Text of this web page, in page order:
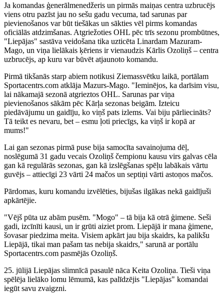
Ja komandas ģenerālmenedžeris un pirmās maiņas centra uzbrucējs
viens otru pazīst jau no sešu gadu vecuma, tad sarunas par
pievienošanos var būt tiešākas un sākties vēl pirms komandas
oficiālās atdzimšanas. Atgriežoties OHL pēc trīs sezonu prombūtnes,
"Liepājas" sastāva veidošana tika uzticēta Linardam Mazuram-
Mago, un viņa lielākais ķēriens ir vienaudzis Kārlis Ozoliņš – centra
uzbrucējs, ap kuru var būvēt atjaunoto komandu.
Pirmā tikšanās starp abiem notikusi Ziemassvētku laikā, portālam
Sportacentrs.com atklāja Mazurs-Mago. "Ieminējos, ka darīsim visu,
lai nākamajā sezonā atgrieztos OHL. Sarunas par viņa
pievienošanos sākām pēc Kārļa sezonas beigām. Izteicu
piedāvājumu un gaidīju, ko viņš pats izlems. Vai biju pārliecināts?
Tā teikt es nevaru, bet – esmu ļoti priecīgs, ka viņš ir kopā ar
mums!"
Lai gan sezonas pirmā puse bija samocīta savainojuma dēļ,
noslēgumā 31 gadu vecais Ozoliņš čempionu kausu virs galvas cēla
gan kā regulārās sezonas, gan kā izslēgšanas spēļu labākais vārtu
guvējs – attiecīgi 23 vārti 24 mačos un septiņi vārti astoņos mačos.
Pārdomas, kuru komandu izvēlēties, bijušas ilgākas nekā gaidījuši
apkārtējie.
"Vējš pūta uz abām pusēm. "Mogo" – tā bija kā otrā ģimene. Seši
gadi, izcīnīti kausi, un ir grūti aiziet prom. Liepājā ir mana ģimene,
šovasar piedzima meita. Visiem apkārt jau bija skaidrs, ka palikšu
Liepājā, tikai man pašam tas nebija skaidrs," sarunā ar portālu
Sportacentrs.com pasmējās Ozoliņš.
25. jūlijā Liepājas slimnīcā pasaulē nāca Keita Ozoliņa. Tieši viņa
spēlēja lielāko lomu lēmumā, kas palīdzējis "Liepājas" komandai
iegūt savu zvaigzni.